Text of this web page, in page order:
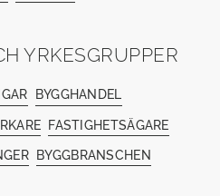
YRKESGRUPPER
BYGGHANDEL
FASTIGHETSÄGARE
BYGGBRANSCHEN